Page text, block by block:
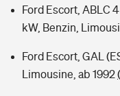
Ford Escort, ABLC
kW, Benzin,
Ford Escort, GAL
Limousine, ab 1992